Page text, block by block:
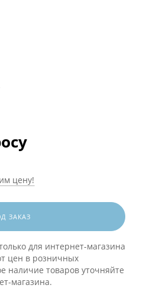
цену!
ЗАКАЗ
для интернет-магазина
цен в розничных
наличие товаров уточняйте
магазина.